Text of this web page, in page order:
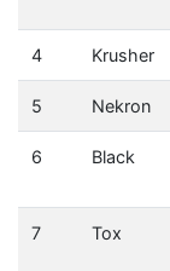
4 Krusher
5 Nekron
6 Black
7 Tox